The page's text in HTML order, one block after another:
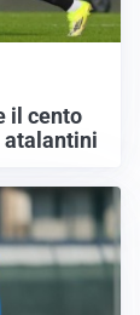
il cento
atalantini